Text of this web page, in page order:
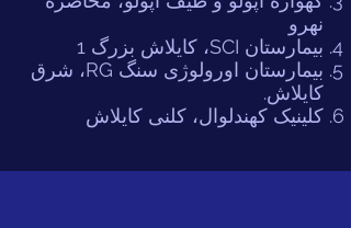
نهرو
بیمارستان SCI، کایلاش بزرگ 1
بیمارستان اورولوژی سنگ RG، شرق
کایلاش.
کلینیک کهندلوال، کلنی کایلاش